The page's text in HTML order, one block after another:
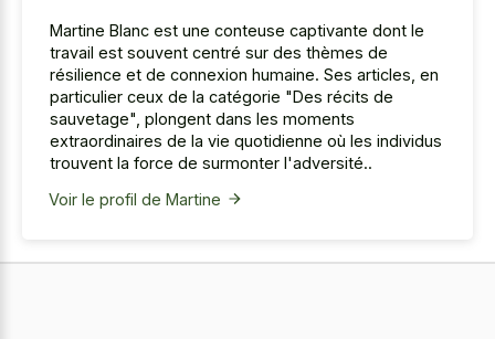
Martine Blanc est une conteuse captivante dont le
travail est souvent centré sur des thèmes de
résilience et de connexion humaine. Ses articles, en
particulier ceux de la catégorie "Des récits de
sauvetage", plongent dans les moments
extraordinaires de la vie quotidienne où les individus
trouvent la force de surmonter l'adversité..
Voir le profil de Martine